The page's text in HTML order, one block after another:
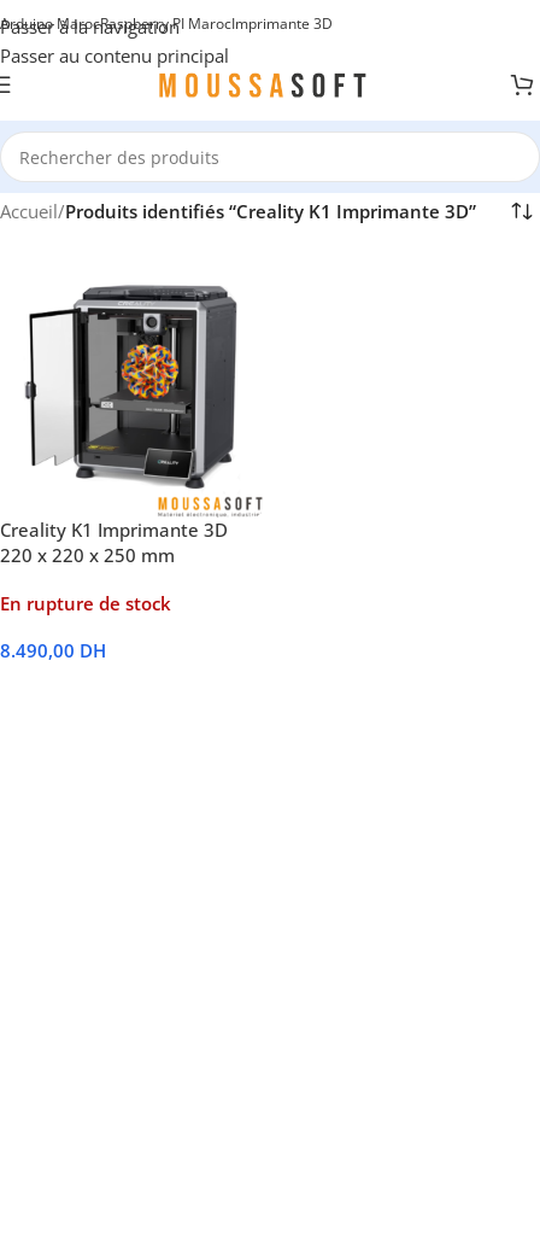
Passer à la navigation
Passer au contenu principal
Arduino MarocRaspberry PI MarocImprimante 3D
Accueil/Produits identifiés “Creality K1 Imprimante 3D”
Creality K1 Imprimante 3D
220 x 220 x 250 mm
En rupture de stock
8.490,00 DH